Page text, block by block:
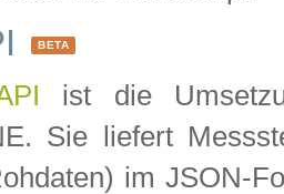
BETA
ist die
Sie liefert
im JSON-